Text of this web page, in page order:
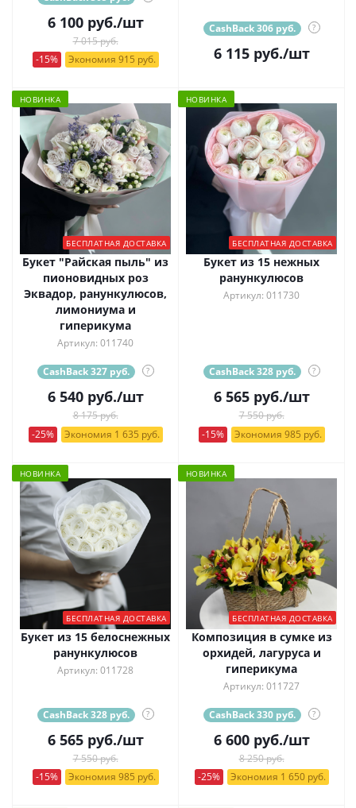
6 100руб./шт
7 015 руб.
-15%
Экономия 915 руб.
CashBack 306 руб. ?
6 115руб./шт
НОВИНКА
БЕСПЛАТНАЯ ДОСТАВКА
Букет "Райская пыль" из
пионовидных роз
Эквадор, ранункулюсов,
лимониума и
гиперикума
Артикул: 011740
CashBack 327 руб. ?
6 540руб./шт
8 175 руб.
-25%
Экономия 1 635 руб.
НОВИНКА
БЕСПЛАТНАЯ ДОСТАВКА
Букет из 15 нежных
ранункулюсов
Артикул: 011730
CashBack 328 руб. ?
6 565руб./шт
7 550 руб.
-15%
Экономия 985 руб.
НОВИНКА
БЕСПЛАТНАЯ ДОСТАВКА
Букет из 15 белоснежных
ранункулюсов
Артикул: 011728
CashBack 328 руб. ?
6 565руб./шт
7 550 руб.
-15%
Экономия 985 руб.
НОВИНКА
БЕСПЛАТНАЯ ДОСТАВКА
Композиция в сумке из
орхидей, лагуруса и
гиперикума
Артикул: 011727
CashBack 330 руб. ?
6 600руб./шт
8 250 руб.
-25%
Экономия 1 650 руб.